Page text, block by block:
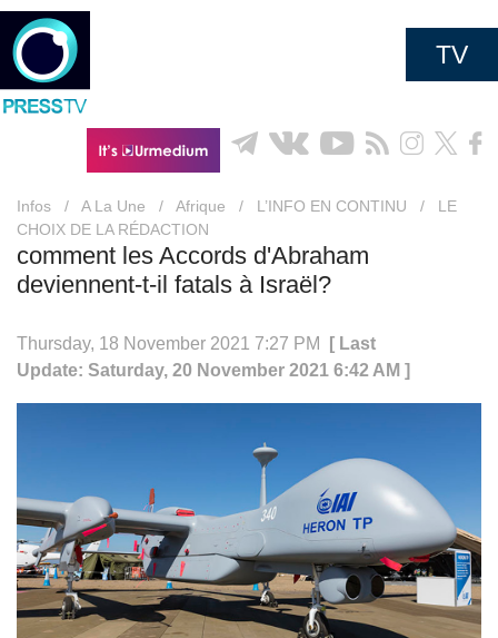
TV
Infos / A La Une / Afrique / L’INFO EN CONTINU /
LE
CHOIX DE LA RÉDACTION
comment les Accords d'Abraham
deviennent-t-il fatals à Israël?
Thursday, 18 November 2021 7:27 PM
[ Last
Update: Saturday, 20 November 2021 6:42 AM ]